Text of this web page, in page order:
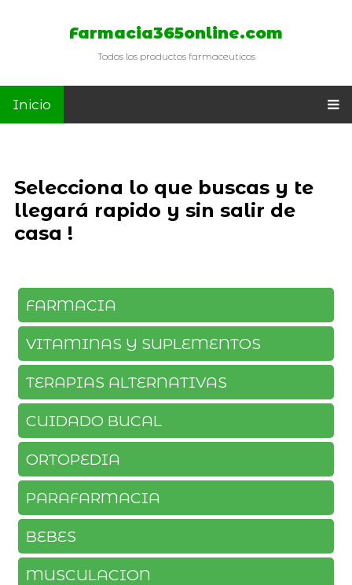
Farmacia365online.com
Todos los productos farmaceuticos
Inicio
Selecciona lo que buscas y te
llegará rapido y sin salir de
casa !
FARMACIA
VITAMINAS Y SUPLEMENTOS
TERAPIAS ALTERNATIVAS
CUIDADO BUCAL
ORTOPEDIA
PARAFARMACIA
BEBES
MUSCULACION